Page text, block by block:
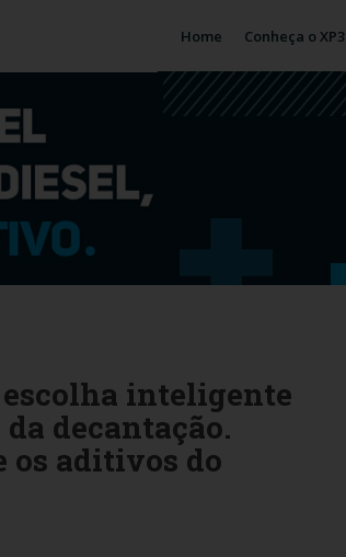
Home Conheça o XP3
escolha inteligente
decantação.
os aditivos do